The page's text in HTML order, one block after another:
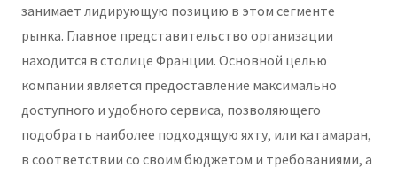
занимает лидирующую позицию в этом сегменте
рынка. Главное представительство организации
находится в столице Франции. Основной целью
компании является предоставление максимально
доступного и удобного сервиса, позволяющего
подобрать наиболее подходящую яхту, или катамаран,
в соответствии со своим бюджетом и требованиями, а